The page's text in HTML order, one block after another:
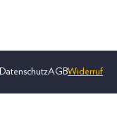
DatenschutzAGBWiderruf